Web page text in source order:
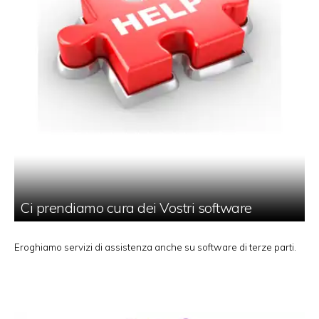
Ci prendiamo cura dei Vostri software
Eroghiamo servizi di assistenza anche su software di terze parti.